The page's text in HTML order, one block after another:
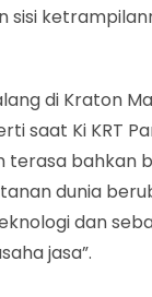
di Kraton
saat Ki KRT
terasa bahkan
dunia
dan
jasa”.